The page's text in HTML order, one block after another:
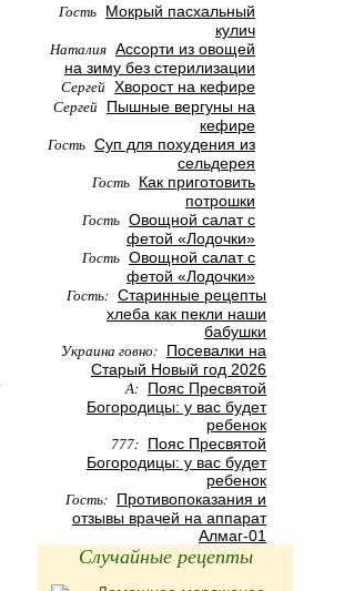
Гость Мокрый пасхальный
кулич
Наталия Ассорти из овощей
на зиму без стерилизации
Сергей Хворост на кефире
Сергей Пышные вергуны на
кефире
Гость Суп для похудения из
сельдерея
Гость Как приготовить
потрошки
Гость Овощной салат с
фетой «Лодочки»
Гость Овощной салат с
фетой «Лодочки»
Гость: Старинные рецепты
хлеба как пекли наши
бабушки
Украина говно: Посевалки на
Старый Новый год 2026
А: Пояс Пресвятой
Богородицы: у вас будет
ребенок
777: Пояс Пресвятой
Богородицы: у вас будет
ребенок
Гость: Противопоказания и
отзывы врачей на аппарат
Алмаг-01
Случайные рецепты